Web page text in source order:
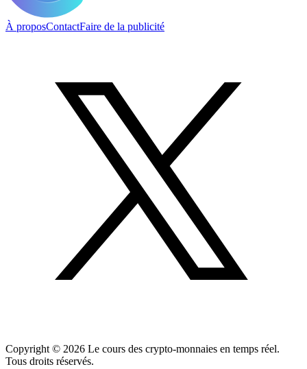
À proposContactFaire de la publicité
Copyright © 2026 Le cours des crypto-monnaies en temps réel.
Tous droits réservés.